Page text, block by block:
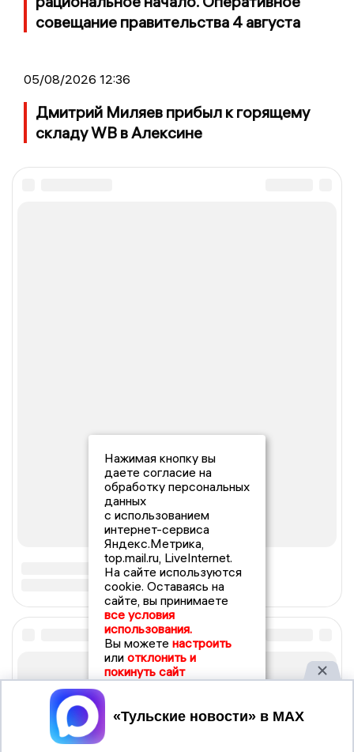
совещание правительства 4 августа
05/08/2026 12:36
Дмитрий Миляев прибыл к горящему
складу WB в Алексине
Нажимая кнопку вы
даете согласие на
обработку персональных
данных
с использованием
интернет-сервиса
Яндекс.Метрика,
top.mail.ru, LiveInternet.
На сайте используются
cookie. Оставаясь на
сайте, вы принимаете
все условия
использования.
Вы можете настроить
или отклонить и
покинуть сайт
Принять